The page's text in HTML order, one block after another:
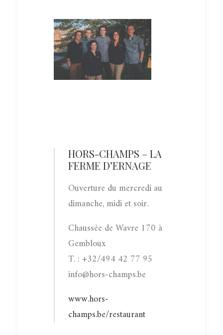
HORS-CHAMPS – LA
FERME D’ERNAGE
Ouverture du mercredi au
dimanche, midi et soir.
Chaussée de Wavre 170 à
Gembloux
T. : +32/494 42 77 95
info@hors-champs.be
www.hors-
champs.be/restaurant